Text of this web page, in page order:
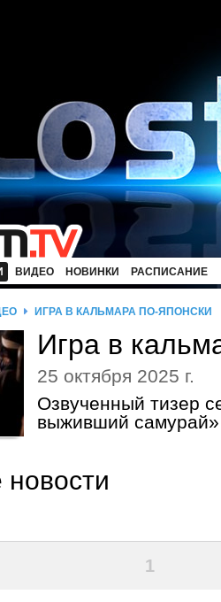
ВИДЕО НОВИНКИ РАСПИСАНИЕ
ИГРА В КАЛЬМАРА ПО-ЯПОНСКИ
Игра в
25 октября 2025 г.
Озвученный тизер
выживший самурай»
1